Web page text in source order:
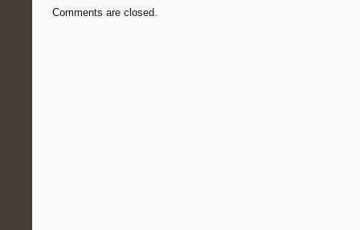
Comments are closed.